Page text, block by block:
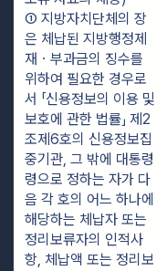
① 지방자치단체의 장
은 체납된 지방행정제
재ㆍ부과금의 징수를
위하여 필요한 경우로
서 「신용정보의 이용 및
보호에 관한 법률」 제2
조제6호의 신용정보집
중기관, 그 밖에 대통령
령으로 정하는 자가 다
음 각 호의 어느 하나에
해당하는 체납자 또는
정리보류자의 인적사
항, 체납액 또는 정리보